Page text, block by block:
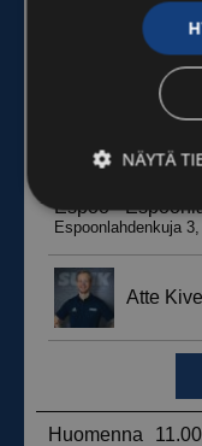
NÄYTÄ